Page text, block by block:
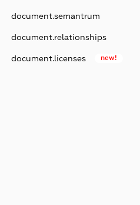
document.semantrum
document.relationships
document.licenses new!